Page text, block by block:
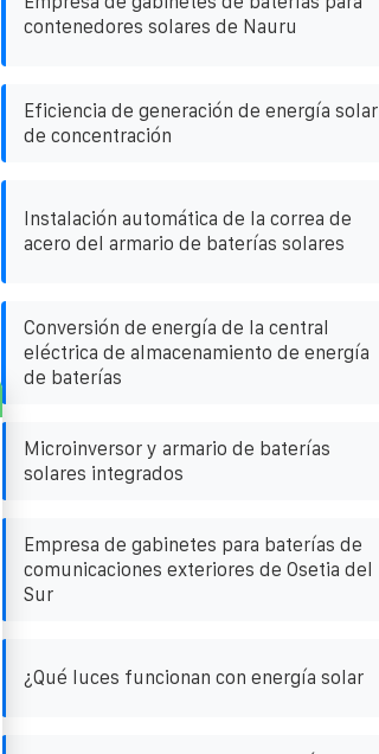
contenedores solares de Nauru
Eficiencia de generación de energía solar
de concentración
Instalación automática de la correa de
acero del armario de baterías solares
Conversión de energía de la central
eléctrica de almacenamiento de energía
de baterías
Microinversor y armario de baterías
solares integrados
Empresa de gabinetes para baterías de
comunicaciones exteriores de Osetia del
Sur
¿Qué luces funcionan con energía solar